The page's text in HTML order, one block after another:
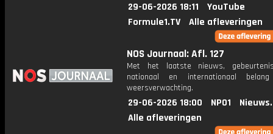
29-06-2026 18:11
YouTube
Formule1.TV
Alle afleveringen
NOS Journaal: Afl. 127
Met het laatste nieuws,
nationaal en internationaal
weersverwachting.
29-06-2026 18:00 NPO1
Alle afleveringen